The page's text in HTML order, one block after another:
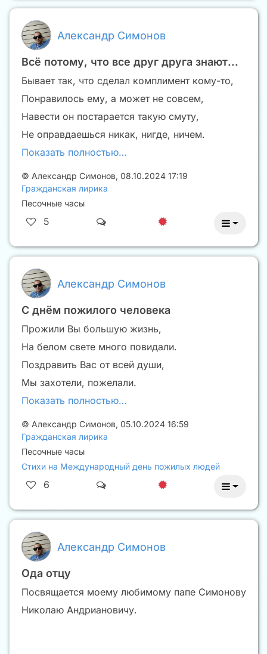
Александр Симонов
Всё потому, что все друг друга знают...
Бывает так, что сделал комплимент кому-то,
Понравилось ему, а может не совсем,
Навести он постарается такую смуту,
Не оправдаешься никак, нигде, ничем.
Показать полностью…
© Александр Симонов, 08.10.2024 17:19
Гражданская лирика
Песочные часы
5
Александр Симонов
С днём пожилого человека
Прожили Вы большую жизнь,
На белом свете много повидали.
Поздравить Вас от всей души,
Мы захотели, пожелали.
Показать полностью…
© Александр Симонов, 05.10.2024 16:59
Гражданская лирика
Песочные часы
Стихи на Международный день пожилых людей
6
Александр Симонов
Ода отцу
Посвящается моему любимому папе Симонову
Николаю Андриановичу.